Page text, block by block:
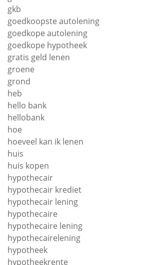
gkb
goedkoopste autolening
goedkope autolening
goedkope hypotheek
gratis geld lenen
groene
grond
heb
hello bank
hellobank
hoe
hoeveel kan ik lenen
huis
huis kopen
hypothecair
hypothecair krediet
hypothecair lening
hypothecaire
hypothecaire lening
hypothecairelening
hypotheek
hypotheekrente